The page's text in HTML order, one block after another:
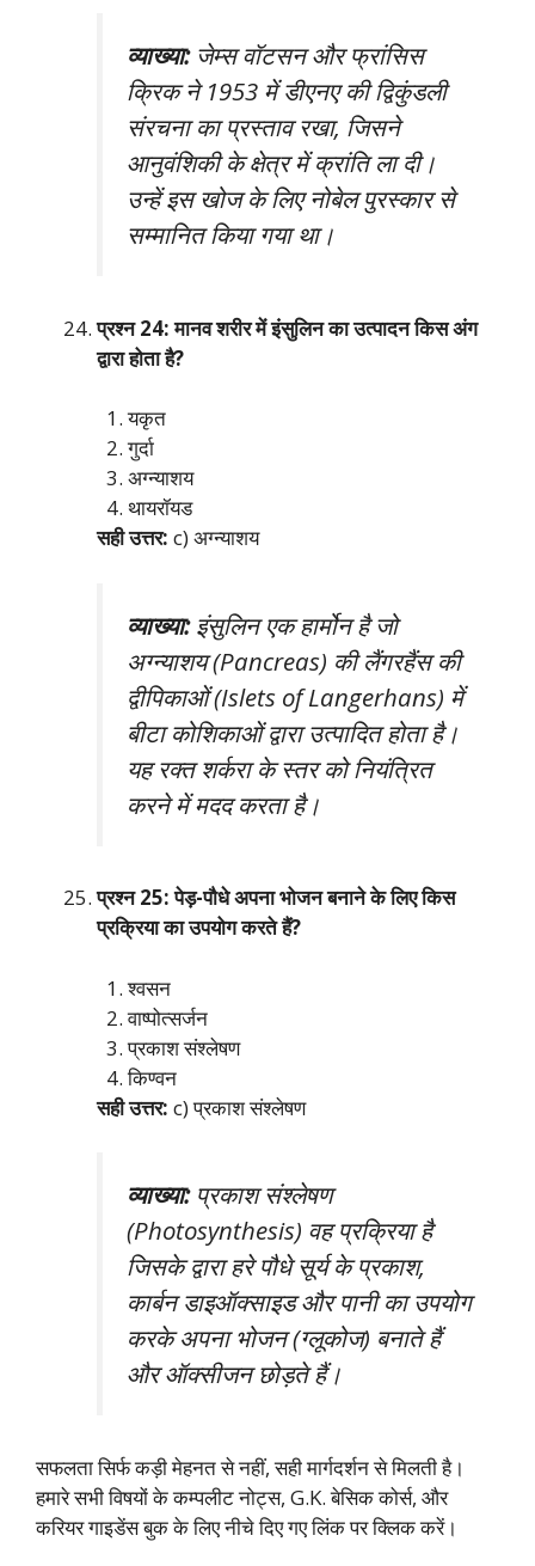
व्याख्या:जेम्स वॉटसन और फ्रांसिस
क्रिक ने 1953 में डीएनए की द्विकुंडली
संरचना का प्रस्ताव रखा, जिसने
आनुवंशिकी के क्षेत्र में क्रांति ला दी।
उन्हें इस खोज के लिए नोबेल पुरस्कार से
सम्मानित किया गया था।
प्रश्न 24: मानव शरीर में इंसुलिन का उत्पादन किस अंग
द्वारा होता है?
यकृत
गुर्दा
अग्न्याशय
थायरॉयड
सही उत्तर: c) अग्न्याशय
व्याख्या:इंसुलिन एक हार्मोन है जो
अग्न्याशय (Pancreas) की लैंगरहैंस की
द्वीपिकाओं (Islets of Langerhans) में
बीटा कोशिकाओं द्वारा उत्पादित होता है।
यह रक्त शर्करा के स्तर को नियंत्रित
करने में मदद करता है।
प्रश्न 25: पेड़-पौधे अपना भोजन बनाने के लिए किस
प्रक्रिया का उपयोग करते हैं?
श्वसन
वाष्पोत्सर्जन
प्रकाश संश्लेषण
किण्वन
सही उत्तर: c) प्रकाश संश्लेषण
व्याख्या:प्रकाश संश्लेषण
(Photosynthesis) वह प्रक्रिया है
जिसके द्वारा हरे पौधे सूर्य के प्रकाश,
कार्बन डाइऑक्साइड और पानी का उपयोग
करके अपना भोजन (ग्लूकोज) बनाते हैं
और ऑक्सीजन छोड़ते हैं।
सफलता सिर्फ कड़ी मेहनत से नहीं, सही मार्गदर्शन से मिलती है।
हमारे सभी विषयों के कम्पलीट नोट्स, G.K. बेसिक कोर्स, और
करियर गाइडेंस बुक के लिए नीचे दिए गए लिंक पर क्लिक करें।